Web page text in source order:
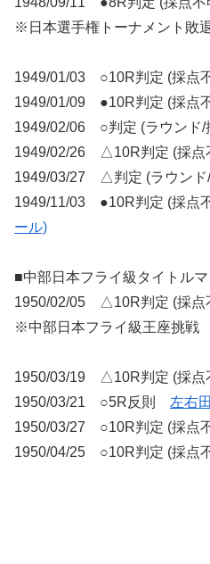
※日本選手権トーナメント敗
1949/01/03 ○10R判定 (採点
1949/01/09 ●10R判定 (採点
1949/02/06 ○判定 (ラウンド
1949/02/26 △10R判定 (採
1949/03/27 △判定 (ラウン
1949/11/03 ●10R判定 (採点
ール)
■中部日本フライ級タイトル
1950/02/05 △10R判定 (採
※中部日本フライ級王座挑戦
1950/03/19 △10R判定 (採
1950/03/21 ○5R反則 左右
1950/03/27 ○10R判定 (採点
1950/04/25 ○10R判定 (採点